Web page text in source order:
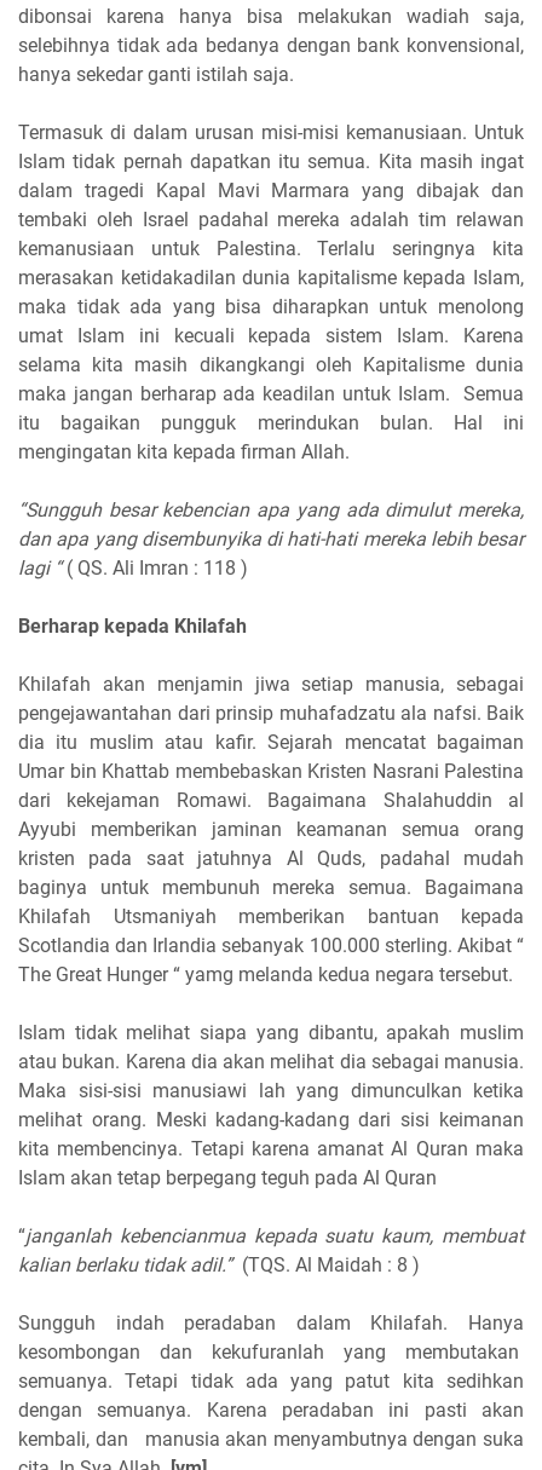
dibonsai karena hanya bisa melakukan wadiah saja,
selebihnya tidak ada bedanya dengan bank konvensional,
hanya sekedar ganti istilah saja.
Termasuk di dalam urusan misi-misi kemanusiaan. Untuk
Islam tidak pernah dapatkan itu semua. Kita masih ingat
dalam tragedi Kapal Mavi Marmara yang dibajak dan
tembaki oleh Israel padahal mereka adalah tim relawan
kemanusiaan untuk Palestina. Terlalu seringnya kita
merasakan ketidakadilan dunia kapitalisme kepada Islam,
maka tidak ada yang bisa diharapkan untuk menolong
umat Islam ini kecuali kepada sistem Islam. Karena
selama kita masih dikangkangi oleh Kapitalisme dunia
maka jangan berharap ada keadilan untuk Islam. Semua
itu bagaikan pungguk merindukan bulan. Hal ini
mengingatan kita kepada firman Allah.
“Sungguh besar kebencian apa yang ada dimulut mereka,
dan apa yang disembunyika di hati-hati mereka lebih besar
lagi “( QS. Ali Imran : 118 )
Berharap kepada Khilafah
Khilafah akan menjamin jiwa setiap manusia, sebagai
pengejawantahan dari prinsip muhafadzatu ala nafsi. Baik
dia itu muslim atau kafir. Sejarah mencatat bagaiman
Umar bin Khattab membebaskan Kristen Nasrani Palestina
dari kekejaman Romawi. Bagaimana Shalahuddin al
Ayyubi memberikan jaminan keamanan semua orang
kristen pada saat jatuhnya Al Quds, padahal mudah
baginya untuk membunuh mereka semua. Bagaimana
Khilafah Utsmaniyah memberikan bantuan kepada
Scotlandia dan Irlandia sebanyak 100.000 sterling. Akibat “
The Great Hunger “ yamg melanda kedua negara tersebut.
Islam tidak melihat siapa yang dibantu, apakah muslim
atau bukan. Karena dia akan melihat dia sebagai manusia.
Maka sisi-sisi manusiawi lah yang dimunculkan ketika
melihat orang. Meski kadang-kadang dari sisi keimanan
kita membencinya. Tetapi karena amanat Al Quran maka
Islam akan tetap berpegang teguh pada Al Quran
“janganlah kebencianmua kepada suatu kaum, membuat
kalian berlaku tidak adil.” (TQS. Al Maidah : 8 )
Sungguh indah peradaban dalam Khilafah. Hanya
kesombongan dan kekufuranlah yang membutakan
semuanya. Tetapi tidak ada yang patut kita sedihkan
dengan semuanya. Karena peradaban ini pasti akan
kembali, dan manusia akan menyambutnya dengan suka